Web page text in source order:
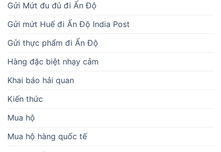
Gửi Mứt đu đủ đi Ấn Độ
Gửi mứt Huế đi Ấn Độ India Post
Gửi thực phẩm đi Ấn Độ
Hàng đặc biệt nhạy cảm
Khai báo hải quan
Kiến thức
Mua hộ
Mua hộ hàng quốc tế